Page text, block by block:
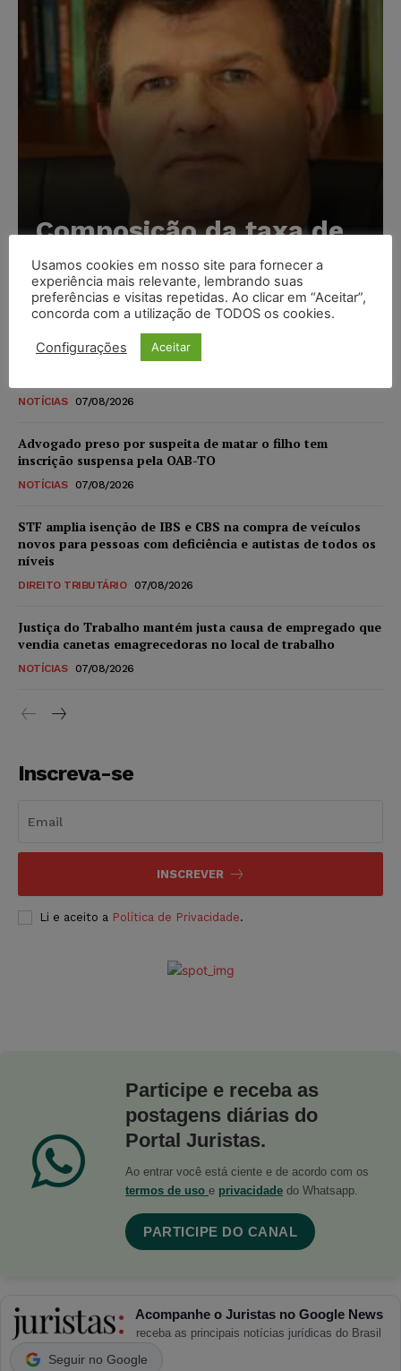
Composição da taxa de
juros
Carlos Henrique Abrão - 07/08/2026
Meta é alvo de denúncia após anúncios com conteúdo
sexual infantil gerado por IA circularem em suas
NOTÍCIAS 07/08/2026
Advogado preso por suspeita de matar o filho tem
inscrição suspensa pela OAB-TO
NOTÍCIAS 07/08/2026
STF amplia isenção de IBS e CBS na compra de veículos
novos para pessoas com deficiência e autistas de todos os
níveis
DIREITO TRIBUTÁRIO 07/08/2026
Justiça do Trabalho mantém justa causa de empregado que
vendia canetas emagrecedoras no local de trabalho
NOTÍCIAS 07/08/2026
Inscreva-se
INSCREVER
Li e aceito a Política de Privacidade.
Participe e receba as
postagens diárias do
Portal Juristas.
Ao entrar você está ciente e de acordo com os
termos de uso e privacidade do Whatsapp.
PARTICIPE DO CANAL
Acompanhe o Juristas no Google News
receba as principais notícias jurídicas do Brasil
Seguir no Google
Usamos cookies em nosso site para fornecer a
experiência mais relevante, lembrando suas
preferências e visitas repetidas. Ao clicar em “Aceitar”,
concorda com a utilização de TODOS os cookies.
Configurações Aceitar